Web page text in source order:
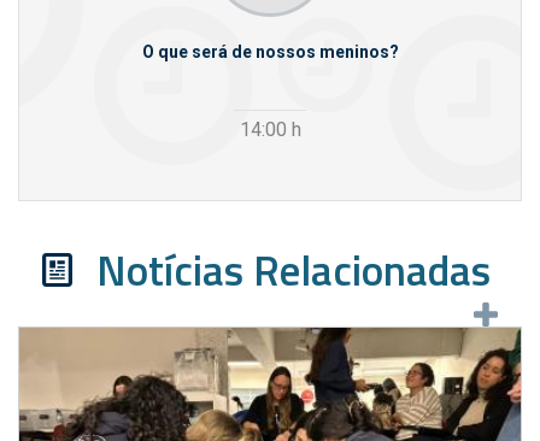
O que será de nossos meninos?
14:00 h
Notícias Relacionadas